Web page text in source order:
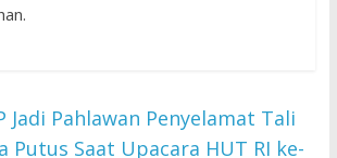
Jadi Pahlawan Penyelamat Tali
Putus Saat Upacara HUT RI ke-